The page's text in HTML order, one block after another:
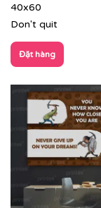
40x60
Don't quit
Đặt hàng